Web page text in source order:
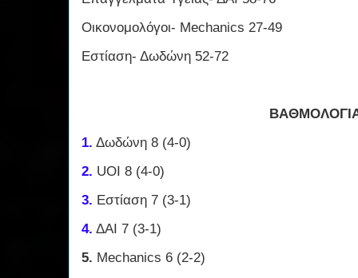
Οικονομολόγοι- Mechanics 27-49
Εστίαση- Δωδώνη 52-72
1. Δωδώνη 8 (4-0)
2. UOI 8 (4-0)
3. Εστίαση 7 (3-1)
4. ΔΑΙ 7 (3-1)
5. Mechanics 6 (2-2)